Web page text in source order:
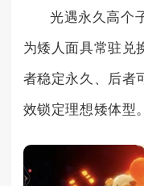
光遇永久高个
为矮人面具常驻兑
者稳定永久、后者
效锁定理想矮体型。